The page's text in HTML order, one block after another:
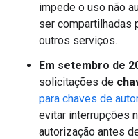
impede o uso não
ser compartilhadas
outros serviços.
Em setembro de
solicitações de
para chaves de
evitar interrupções
autorização antes